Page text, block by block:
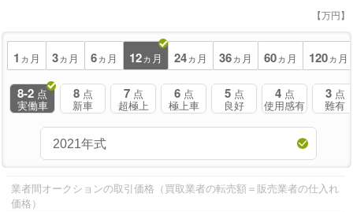
【万円】
1 ヵ月 3ヵ月 6ヵ月 12ヵ月 24ヵ月 36ヵ月 60ヵ月 120ヵ月
8-2 点
実働車
8 点
新車
7 点
超極上
6 点
極上車
5 点
良好
4 点
使用感有
3 点
難有
業者間オークションの取引価格（買取業者の転売額＝販売業者の仕入れ
価格）